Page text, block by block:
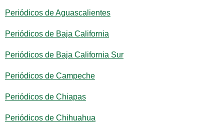
Periódicos de Aguascalientes
Periódicos de Baja California
Periódicos de Baja California Sur
Periódicos de Campeche
Periódicos de Chiapas
Periódicos de Chihuahua